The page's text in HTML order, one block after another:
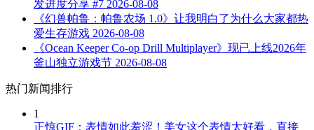
发进度分享 #7 2026-08-08
《幻兽帕鲁：帕鲁农场 1.0》让我明白了为什么大家都热
爱生存游戏 2026-08-08
《Ocean Keeper Co-op Drill Multiplayer》现已上线2026年
釜山独立游戏节 2026-08-08
热门新闻排行
1
正惊GIF：表情如此羞涩！美女这个表情太好看，直接